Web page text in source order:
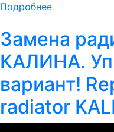
Подробнее
Замена
КАЛИНА.
вариант!
radiator